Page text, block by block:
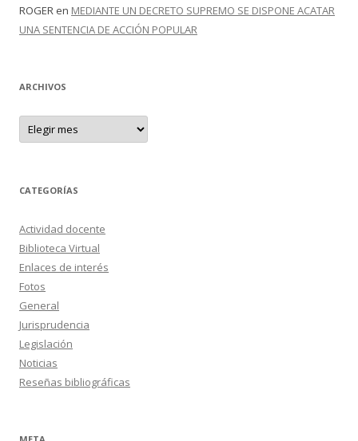
ROGER en MEDIANTE UN DECRETO SUPREMO SE DISPONE ACATAR
UNA SENTENCIA DE ACCIÓN POPULAR
ARCHIVOS
A
c
o
CATEGORÍAS
Actividad docente
Biblioteca Virtual
Enlaces de interés
Fotos
General
Jurisprudencia
Legislación
Noticias
Reseñas bibliográficas